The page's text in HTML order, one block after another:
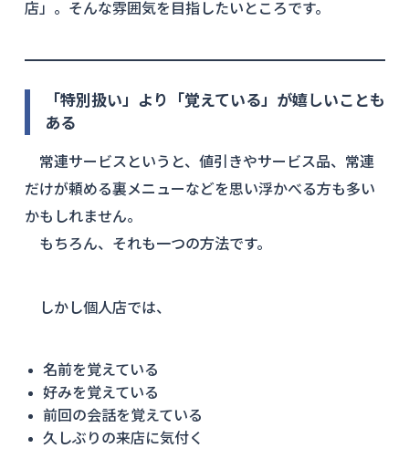
店」。そんな雰囲気を目指したいところです。
「特別扱い」より「覚えている」が嬉しいことも
ある
常連サービスというと、値引きやサービス品、常連
だけが頼める裏メニューなどを思い浮かべる方も多い
かもしれません。
もちろん、それも一つの方法です。
しかし個人店では、
名前を覚えている
好みを覚えている
前回の会話を覚えている
久しぶりの来店に気付く